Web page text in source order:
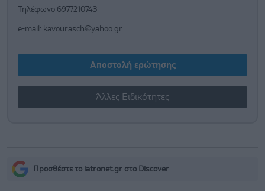
Τηλέφωνο 6977210743
e-mail: kavourasch@yahoo.gr
Αποστολή ερώτησης
Άλλες Ειδικότητες
Προσθέστε το iatronet.gr στο Discover